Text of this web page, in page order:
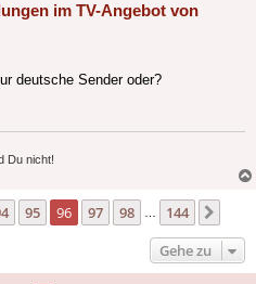
im TV-Angebot von
deutsche Sender oder?
Du nicht!
95 96 97 98 144
Gehe zu